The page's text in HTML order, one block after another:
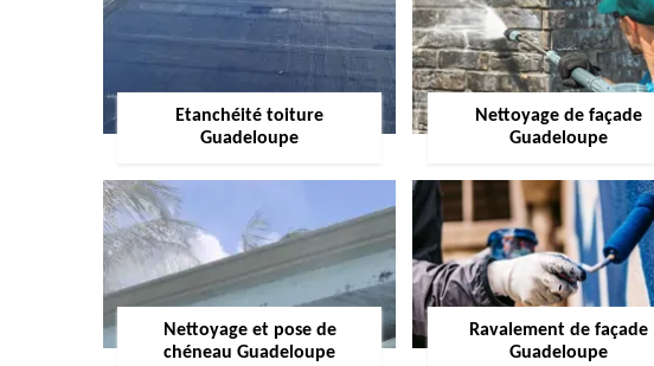
Etanchéité toiture
Guadeloupe
Nettoyage de façade
Guadeloupe
Nettoyage et pose de
chéneau Guadeloupe
Ravalement de façade
Guadeloupe